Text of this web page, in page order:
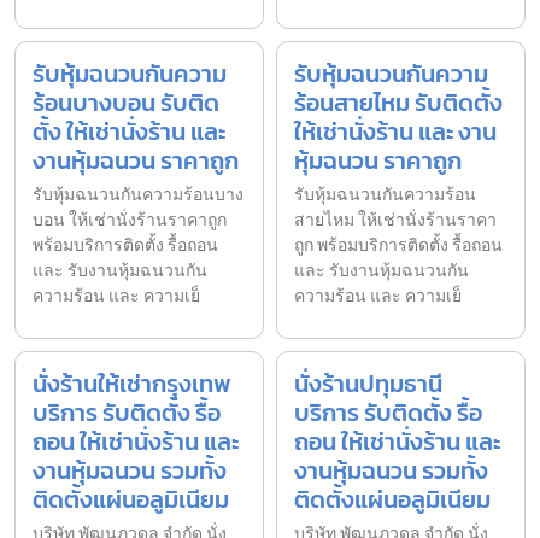
รับหุ้มฉนวนกันความ
ร้อนบางบอน รับติด
ตั้ง ให้เช่านั่งร้าน และ
งานหุ้มฉนวน ราคาถูก
รับหุ้มฉนวนกันความร้อนบาง
บอน ให้เช่านั่งร้านราคาถูก
พร้อมบริการติดตั้ง รื้อถอน
และ รับงานหุ้มฉนวนกัน
ความร้อน และ ความเย็
รับหุ้มฉนวนกันความ
ร้อนสายไหม รับติดตั้ง
ให้เช่านั่งร้าน และ งาน
หุ้มฉนวน ราคาถูก
รับหุ้มฉนวนกันความร้อน
สายไหม ให้เช่านั่งร้านราคา
ถูก พร้อมบริการติดตั้ง รื้อถอน
และ รับงานหุ้มฉนวนกัน
ความร้อน และ ความเย็
นั่งร้านให้เช่ากรุงเทพ
บริการ รับติดตั้ง รื้อ
ถอน ให้เช่านั่งร้าน และ
งานหุ้มฉนวน รวมทั้ง
ติดตั้งแผ่นอลูมิเนียม
นั่งร้านปทุมธานี
บริการ รับติดตั้ง รื้อ
ถอน ให้เช่านั่งร้าน และ
งานหุ้มฉนวน รวมทั้ง
ติดตั้งแผ่นอลูมิเนียม